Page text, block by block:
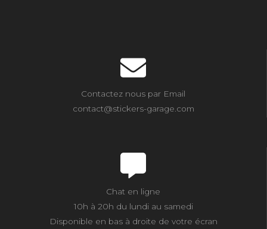
Contactez nous par Email
contact@stickers-garage.com
Chat en ligne
10h à 20h du lundi au samedi
Disponible en bas à droite de votre écran